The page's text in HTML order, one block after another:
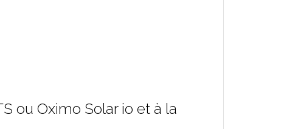
ou Oximo Solar io et à la